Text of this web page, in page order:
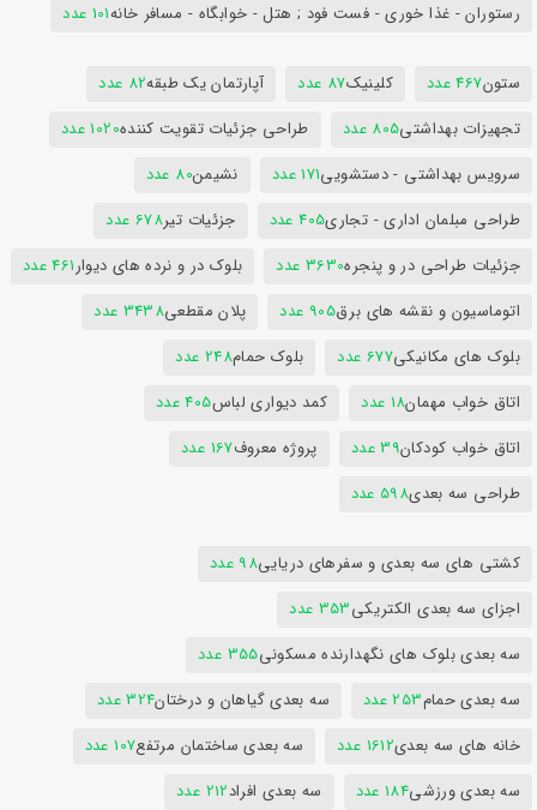
رستوران - غذا خوری - فست فود ; هتل - خوابگاه - مسافر خانه101 عدد
ستون467 عدد کلینیک87 عدد آپارتمان یک طبقه82 عدد
تجهیزات بهداشتی805 عدد طراحی جزئیات تقویت کننده1020 عدد
سرویس بهداشتی - دستشویی171 عدد نشیمن80 عدد
طراحی مبلمان اداری - تجاری405 عدد جزئیات تیر678 عدد
جزئیات طراحی در و پنجره3630 عدد بلوک در و نرده های دیوار461 عدد
اتوماسیون و نقشه های برق905 عدد پلان مقطعی3438 عدد
بلوک های مکانیکی677 عدد بلوک حمام248 عدد
اتاق خواب مهمان18 عدد کمد دیواری لباس405 عدد
اتاق خواب کودکان39 عدد پروژه معروف167 عدد
طراحی سه بعدی598 عدد
کشتی های سه بعدی و سفرهای دریایی98 عدد
اجزای سه بعدی الکتریکی353 عدد
سه بعدی بلوک های نگهدارنده مسکونی355 عدد
سه بعدی حمام253 عدد سه بعدی گیاهان و درختان324 عدد
خانه های سه بعدی1612 عدد سه بعدی ساختمان مرتفع107 عدد
سه بعدی ورزشی184 عدد سه بعدی افراد212 عدد